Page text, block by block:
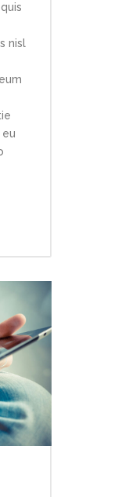
nisl